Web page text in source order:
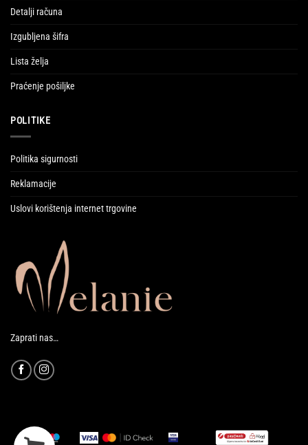
Detalji računa
Izgubljena šifra
Lista želja
Praćenje pošiljke
POLITIKE
Politika sigurnosti
Reklamacije
Uslovi korištenja internet trgovine
Zaprati nas…